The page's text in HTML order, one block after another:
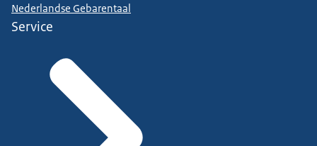
Nederlandse Gebarentaal
Service